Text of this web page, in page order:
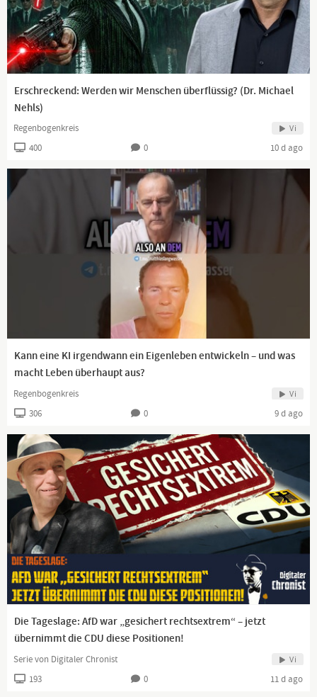
Erschreckend: Werden wir Menschen überflüssig? (Dr. Michael
Nehls)
Regenbogenkreis Vi
400 0 10 d ago
Kann eine KI irgendwann ein Eigenleben entwickeln – und was
macht Leben überhaupt aus?
Regenbogenkreis Vi
306 0 9 d ago
Die Tageslage: AfD war „gesichert rechtsextrem“ – jetzt
übernimmt die CDU diese Positionen!
Serie von Digitaler Chronist Vi
193 0 11 d ago